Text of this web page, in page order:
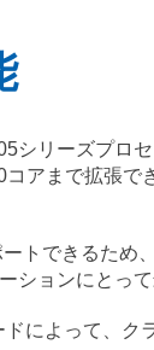
シリーズプロ
アまで拡張で
トできるため
ョンにとっ
によって、ク